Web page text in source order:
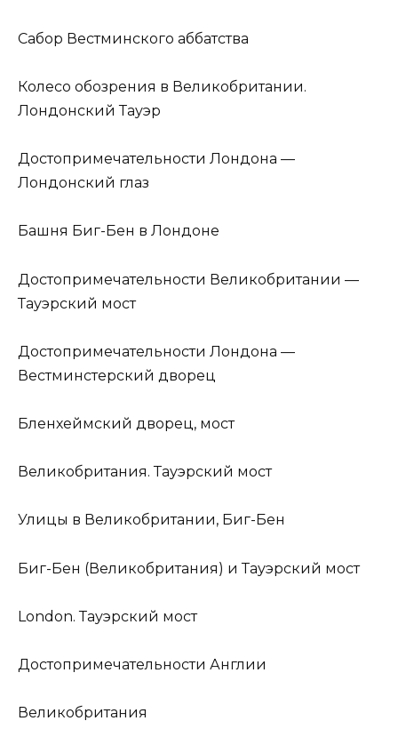
Сабор Вестминского аббатства
Колесо обозрения в Великобритании.
Лондонский Тауэр
Достопримечательности Лондона —
Лондонский глаз
Башня Биг-Бен в Лондоне
Достопримечательности Великобритании —
Тауэрский мост
Достопримечательности Лондона —
Вестминстерский дворец
Бленхеймский дворец, мост
Великобритания. Тауэрский мост
Улицы в Великобритании, Биг-Бен
Биг-Бен (Великобритания) и Тауэрский мост
London. Тауэрский мост
Достопримечательности Англии
Великобритания